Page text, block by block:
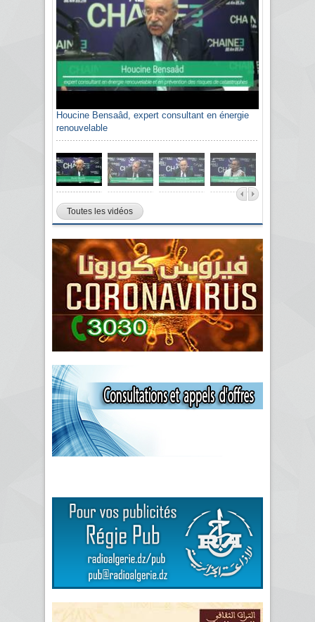
Houcine Bensaâd, expert consultant en énergie
renouvelable
Toutes les vidéos